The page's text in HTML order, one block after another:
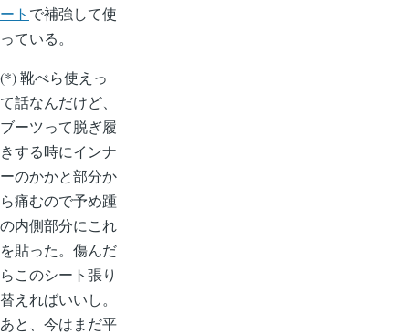
ート で補強して使
っている。
(*) 靴べら使えっ
て話なんだけど、
ブーツって脱ぎ履
きする時にインナ
ーのかかと部分か
ら痛むので予め踵
の内側部分にこれ
を貼った。傷んだ
らこのシート張り
替えればいいし。
あと、今はまだ平